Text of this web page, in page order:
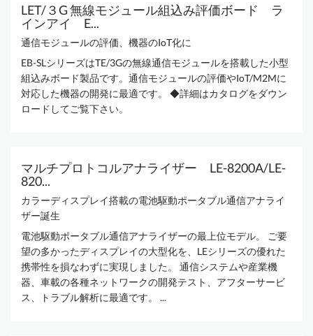
LET/３G 無線モジュール組込み評価ボード ラ
インアイ E...
通信モジュールの評価、機器のIoT化に
EB-SLシリーズはTE/3Gの無線通信モジュールを搭載した小型
組込みボード製品です。通信モジュールの評価やIoT/M2Mに
対応した機器の開発に最適です。 ◆詳細はカタログをダウン
ロードしてご覧下さい。
マルチプロトコルアナライザー LE-8200A/LE-
820...
カラーディスプレイ搭載の電池駆動ポータブル通信アナライ
ザー誕生
電池駆動ポータブル通信アナライザーの最上位モデル。 ご要
望の多かったディスプレイの大型化を、LEシリーズの優れた
携帯性を損なわずに実現しました。 通信システムや産業機
器、車載の各種ネットワークの開発テスト、アフターサービ
ス、トラブル解析に最適です。 ...